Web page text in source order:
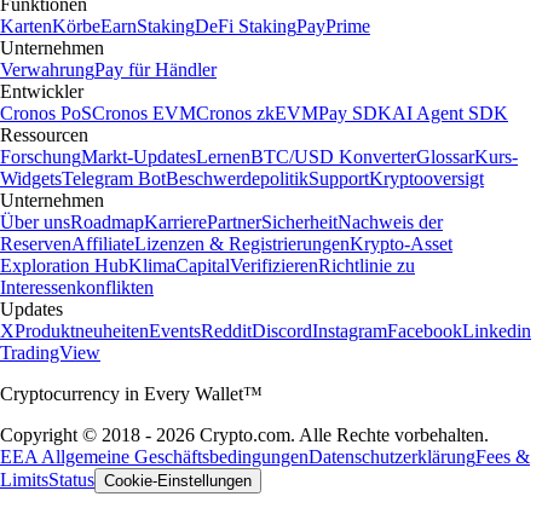
Funktionen
KartenKörbeEarnStakingDeFi StakingPayPrime
Unternehmen
VerwahrungPay für Händler
Entwickler
Cronos PoSCronos EVMCronos zkEVMPay SDKAI Agent SDK
Ressourcen
ForschungMarkt-UpdatesLernenBTC/USD KonverterGlossarKurs-
WidgetsTelegram BotBeschwerdepolitikSupportKryptooversigt
Unternehmen
Über unsRoadmapKarrierePartnerSicherheitNachweis der
ReservenAffiliateLizenzen & RegistrierungenKrypto-Asset
Exploration HubKlimaCapitalVerifizierenRichtlinie zu
Interessenkonflikten
Updates
XProduktneuheitenEventsRedditDiscordInstagramFacebookLinkedin
TradingView
Cryptocurrency in Every Wallet™
Copyright © 2018 - 2026 Crypto.com. Alle Rechte vorbehalten.
EEA Allgemeine GeschäftsbedingungenDatenschutzerklärungFees &
LimitsStatus Cookie-Einstellungen